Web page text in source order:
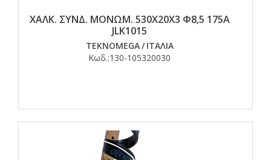
ΧΑΛΚ. ΣΥΝΔ. ΜΟΝΩΜ. 530Χ20Χ3 Φ8,5 175Α
JLK1015
TEKNOMEGA/ ΙΤΑΛΙΑ
Κωδ.:130-105320030